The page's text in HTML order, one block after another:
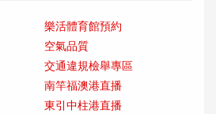
樂活體育館預約
空氣品質
交通違規檢舉專區
南竿福澳港直播
東引中柱港直播